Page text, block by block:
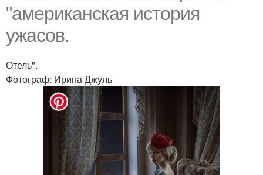
"американская история
ужасов.
Отель".
Фотограф: Ирина Джуль